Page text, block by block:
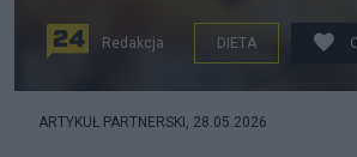
Redakcja DIETA
ARTYKUŁ PARTNERSKI, 28.05.2026